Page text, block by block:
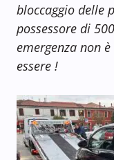
bloccaggio delle
possessore di
emergenza non
essere !